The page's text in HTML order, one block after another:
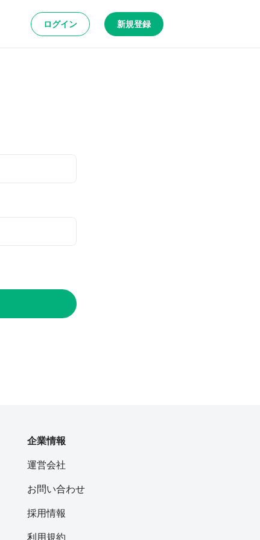
ログイン 新規登録
企業情報
運営会社
お問い合わせ
採用情報
利用規約